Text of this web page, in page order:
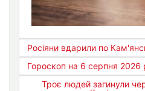
Росіяни вдарили по
Гороскоп на 6 серпня 2026
Троє людей загинули